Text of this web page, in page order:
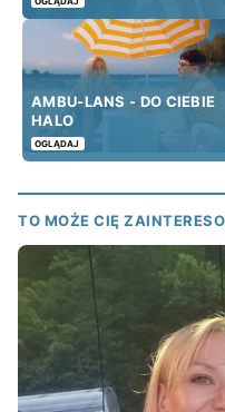
AMBU-LANS - DO CIEBIE
HALO
OGLĄDAJ
TO MOŻE CIĘ